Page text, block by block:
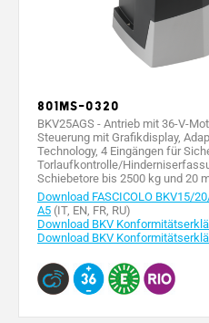
801MS-0320
BKV25AGS - Antrieb mit 36-V-
Steuerung mit Grafikdisplay,
Technology, 4 Eingängen für
Torlaufkontrolle/
Schiebetore bis 2500 kg und 20
Download FASCICOLO BKV15/
A5 (IT, EN, FR, RU)
Download BKV
Download BKV